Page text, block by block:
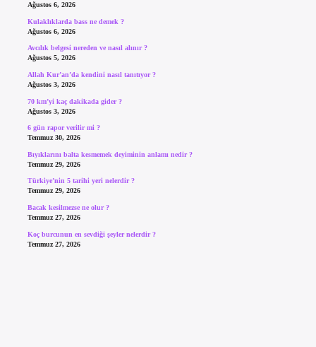
Ağustos 6, 2026
Kulaklıklarda bass ne demek ?
Ağustos 6, 2026
Avcılık belgesi nereden ve nasıl alınır ?
Ağustos 5, 2026
Allah Kur’an’da kendini nasıl tanıtıyor ?
Ağustos 3, 2026
70 km’yi kaç dakikada gider ?
Ağustos 3, 2026
6 gün rapor verilir mi ?
Temmuz 30, 2026
Bıyıklarını balta kesmemek deyiminin anlamı nedir ?
Temmuz 29, 2026
Türkiye’nin 5 tarihi yeri nelerdir ?
Temmuz 29, 2026
Bacak kesilmezse ne olur ?
Temmuz 27, 2026
Koç burcunun en sevdiği şeyler nelerdir ?
Temmuz 27, 2026